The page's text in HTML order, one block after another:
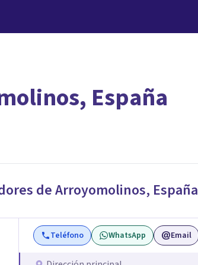
España
deArroyomolinos, España
Teléfono WhatsApp Email